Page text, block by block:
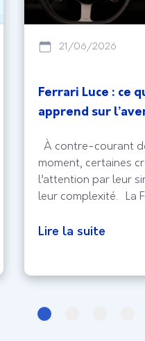
21/06/2026
Ferrari Luce : ce
apprend sur
À contre-courant
moment, certaines
l’attention par leur
leur complexité. La
écrans occupent
embarquée, ce
Lire la suite